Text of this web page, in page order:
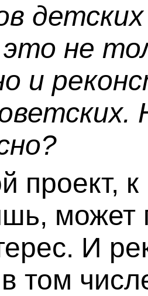
не
и
к
может
И
том